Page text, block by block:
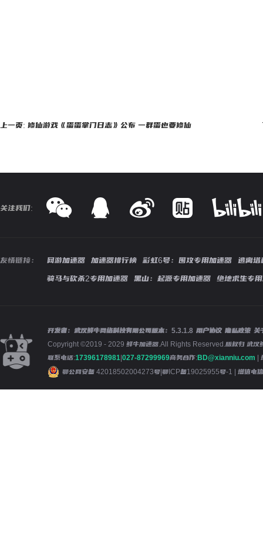
上一页: 修仙游戏《蛋蛋掌门日志》公布 一群蛋也要修仙
关注我们:
友情链接： 网游加速器 加速器排行榜 彩虹6号：围攻专用加速器
逃离塔
骑马与砍杀2专用加速器
黑山：起源专用加速器 绝地求生专
开发者：武汉鲜牛网络科技有限公司版本： 5.3.1.8 用户协议 隐私政策 关
Copyright ©2019 - 2029 鲜牛加速器.All Rights Reserved.版权归 武汉
联系电话:17396178981 027-87299969商务合作:BD@xianniu.com |
鄂公网安备 42018502004273号 鄂ICP备19025955号-1 | 增值电